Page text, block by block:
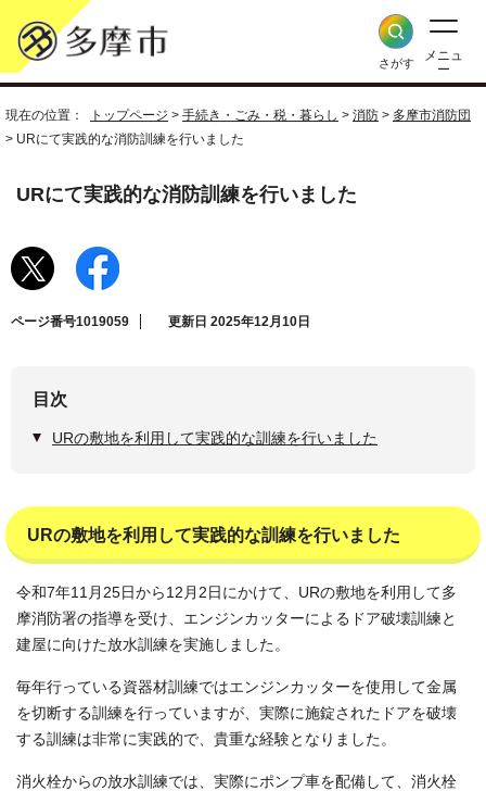
さがす
メニュ
ー
現在の位置： トップページ > 手続き・ごみ・税・暮らし > 消防 > 多摩市消防団
> URにて実践的な消防訓練を行いました
URにて実践的な消防訓練を行いました
ページ番号1019059 更新日 2025年12月10日
目次
URの敷地を利用して実践的な訓練を行いました
URの敷地を利用して実践的な訓練を行いました
令和7年11月25日から12月2日にかけて、URの敷地を利用して多
摩消防署の指導を受け、エンジンカッターによるドア破壊訓練と
建屋に向けた放水訓練を実施しました。
毎年行っている資器材訓練ではエンジンカッターを使用して金属
を切断する訓練を行っていますが、実際に施錠されたドアを破壊
する訓練は非常に実践的で、貴重な経験となりました。
消火栓からの放水訓練では、実際にポンプ車を配備して、消火栓